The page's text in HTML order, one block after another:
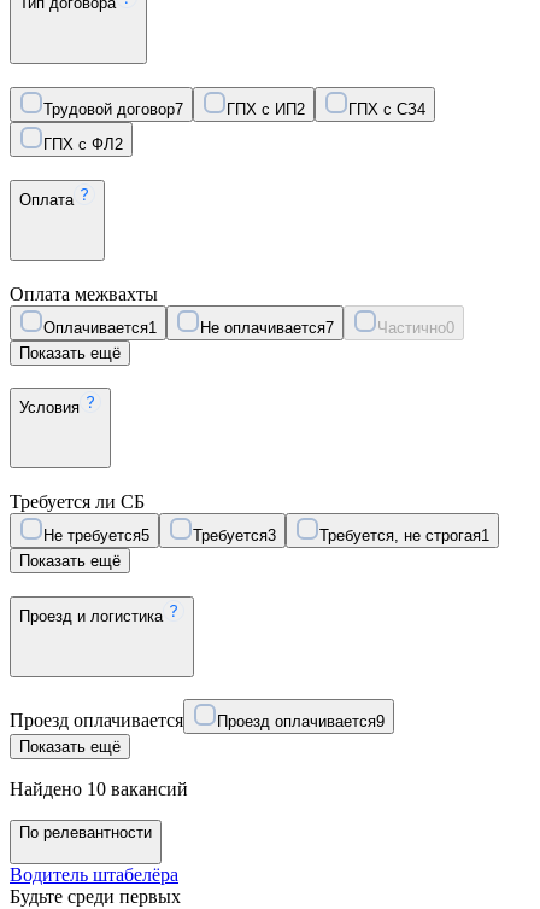
Трудовой договор7 ГПХ с ИП2 ГПХ с СЗ4
ГПХ с ФЛ2
Оплата
Оплата межвахты
Оплачивается1 Не оплачивается7 Частично0
Показать ещё
Условия
Требуется ли СБ
Не требуется5 Требуется3 Требуется, не строгая1
Показать ещё
Проезд и логистика
Проезд оплачивается Проезд оплачивается9
Показать ещё
Найдено 10 вакансий
По релевантности
Водитель штабелёра
Будьте среди первых